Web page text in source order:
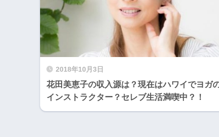
2018年10月3日
花田美恵子の収入源は？現在はハワイでヨガ
インストラクター？セレブ生活満喫中？！